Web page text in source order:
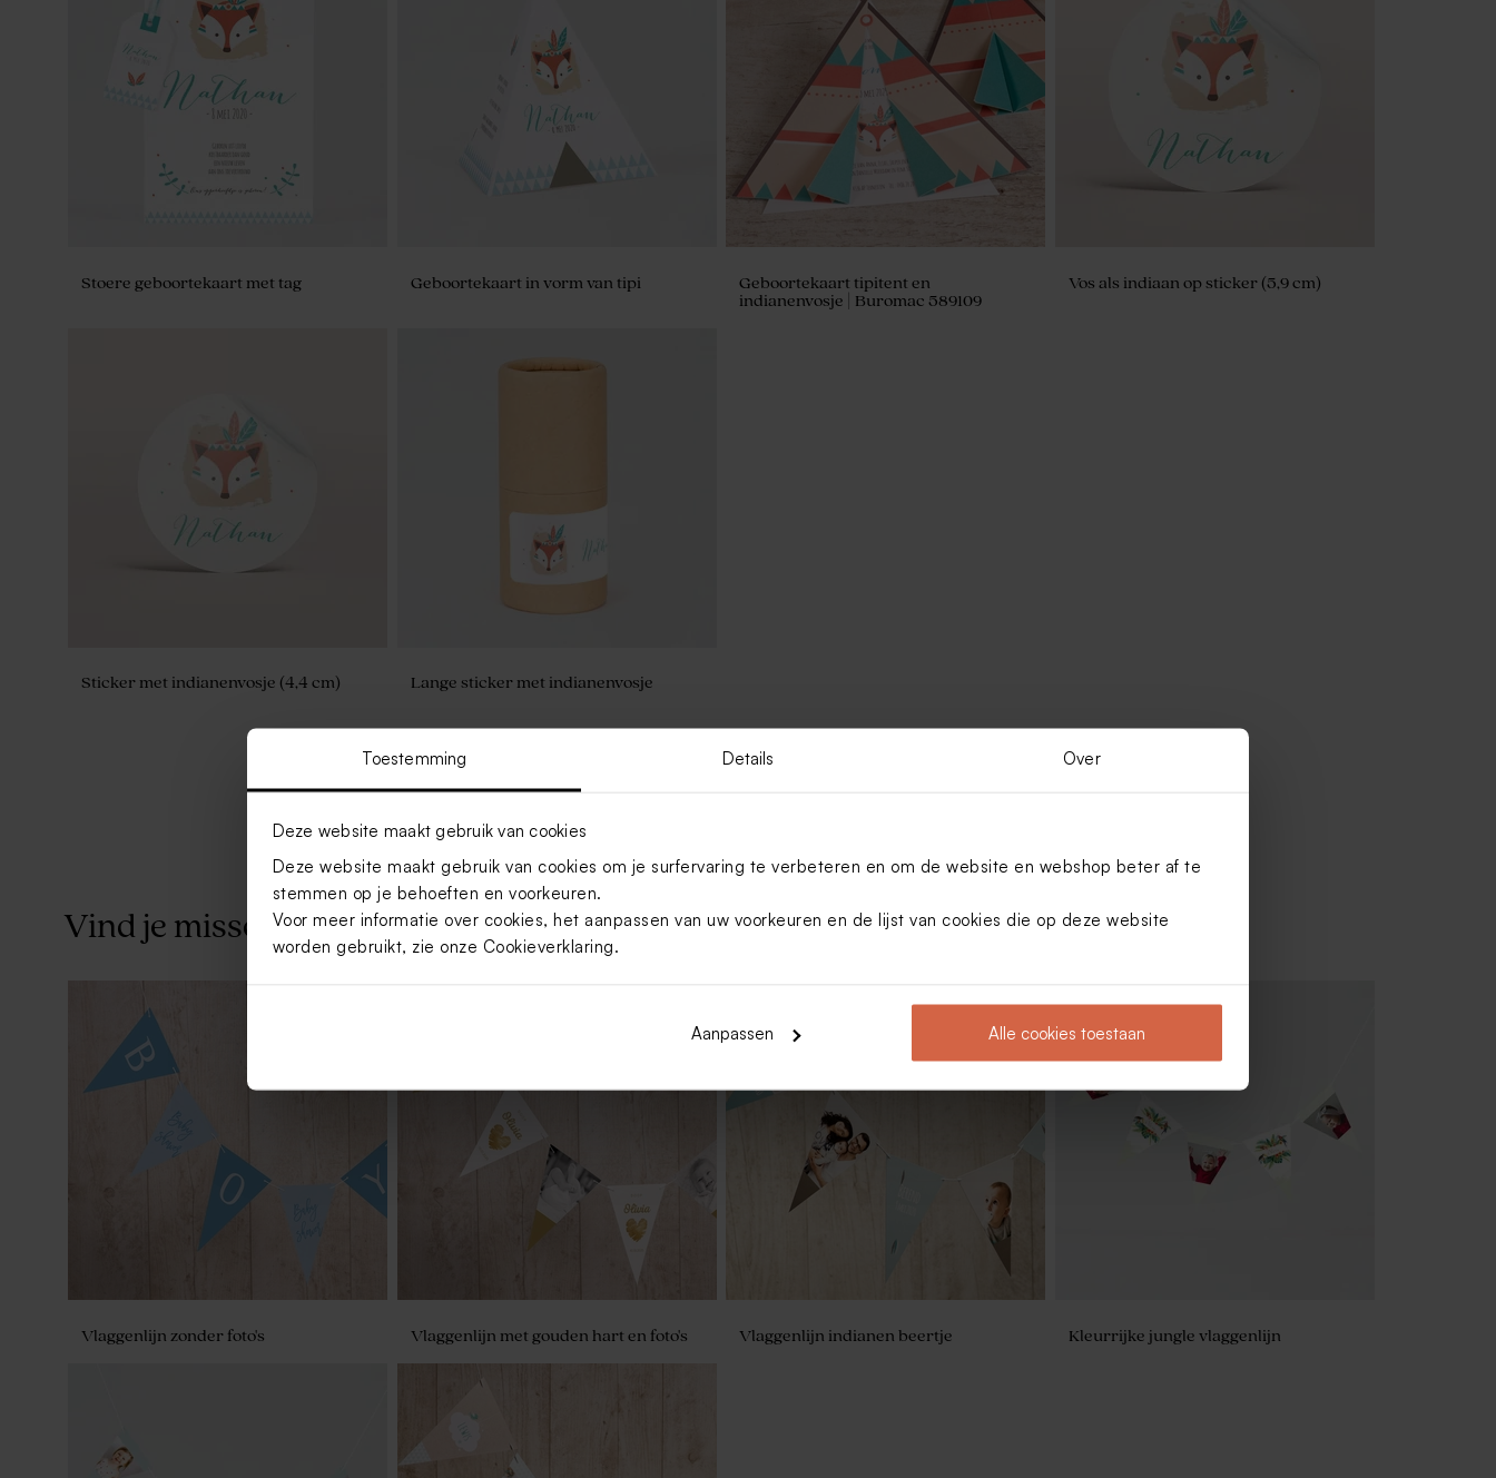
Toestemming Details Over
Deze website maakt gebruik van cookies
Deze website maakt gebruik van cookies om je surfervaring te verbeteren en om de website en webshop beter af te
stemmen op je behoeften en voorkeuren.
Voor meer informatie over cookies, het aanpassen van uw voorkeuren en de lijst van cookies die op deze website
worden gebruikt, zie onze Cookieverklaring.
Aanpassen Alle cookies toestaan
Stoere geboortekaart met tag Geboortekaart in vorm van tipi
Geboortekaart tipitent en
indianenvosje | Buromac 589109
Vos als indiaan op sticker (5,9 cm)
Sticker met indianenvosje (4,4 cm) Lange sticker met indianenvosje
Snoepzakwikkel met vos als indiaantje
Tipi voor het indianenvosje voor
Snoepzakje met vosje en foto voor
suikerbonen
Wit kussendoosje met indianenvosje
voor suikerbonen
Toon meer
Vind je misschien ook leuk
Vlaggenlijn zonder foto's Vlaggenlijn met gouden hart en foto's Vlaggenlijn indianen beertje Kleurrijke jungle vlaggenlijn